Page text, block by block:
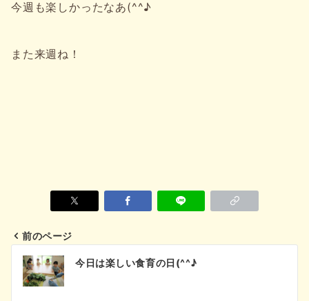
今週も楽しかったなあ(^^♪
また来週ね！
投
稿
前のページ
今日は楽しい食育の日(^^♪